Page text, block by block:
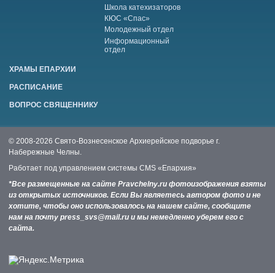
Школа катехизаторов
КЮС «Спас»
Молодежный отдел
Информационный
отдел
ХРАМЫ ЕПАРХИИ
РАСПИСАНИЕ
ВОПРОС СВЯЩЕННИКУ
© 2008-2026 Свято-Вознесенское Архиерейское подворье г.
Набережные Челны.
Работает под управлением системы CMS «Епархия»
*Все размещенные на сайте Pravchelny.ru фотоизображения взяты
из открытых источников. Если Вы являетесь автором фото и не
хотите, чтобы оно использовалось на нашем сайте, сообщите
нам на почту press_svs@mail.ru и мы немедленно уберем его с
сайта.